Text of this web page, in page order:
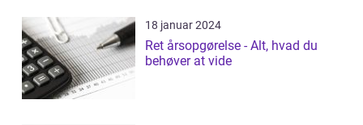
18 januar 2024
Ret årsopgørelse - Alt, hvad du
behøver at vide